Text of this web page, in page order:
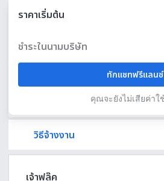
ราคาเริ่มต้น
ชำระในนามบริษัท
ทักแชทฟรีแลนซ์
คุณจะยังไม่เสียค่าใ
วิธีจ้างงาน
เจ้าฟลุ๊ค